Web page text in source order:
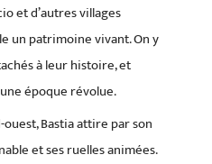
et d’autres villages
un patrimoine vivant. On y
à leur histoire, et
époque révolue.
Bastia attire par son
et ses ruelles animées.